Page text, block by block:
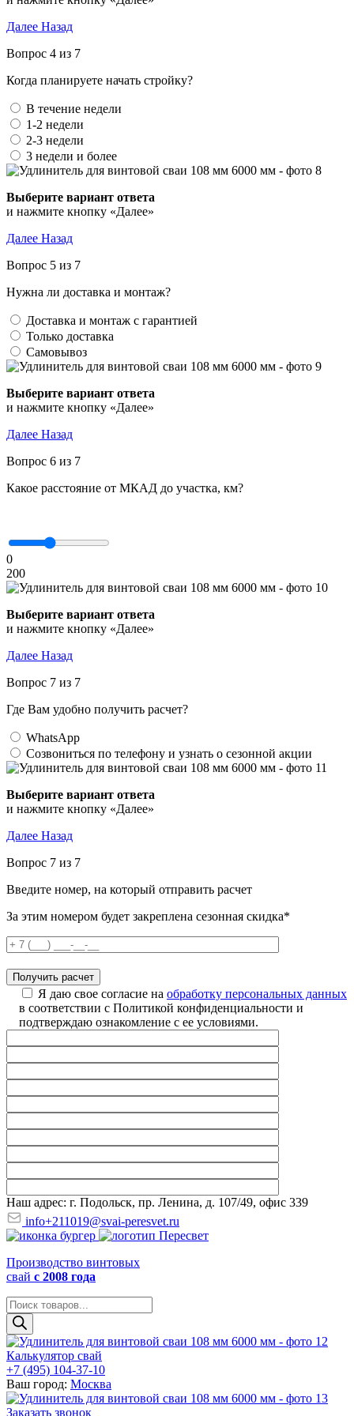
Далее Назад
Вопрос 4 из 7
Когда планируете начать стройку?
В течение недели
1-2 недели
2-3 недели
3 недели и более
Выберите вариант ответа
и нажмите кнопку «Далее»
Далее Назад
Вопрос 5 из 7
Нужна ли доставка и монтаж?
Доставка и монтаж с гарантией
Только доставка
Самовывоз
Выберите вариант ответа
и нажмите кнопку «Далее»
Далее Назад
Вопрос 6 из 7
Какое расстояние от МКАД до участка, км?
0
200
Выберите вариант ответа
и нажмите кнопку «Далее»
Далее Назад
Вопрос 7 из 7
Где Вам удобно получить расчет?
WhatsApp
Созвониться по телефону и узнать о сезонной акции
Выберите вариант ответа
и нажмите кнопку «Далее»
Далее Назад
Вопрос 7 из 7
Введите номер, на который отправить расчет
За этим номером будет закреплена сезонная скидка*
Я даю свое согласие на обработку персональных данных
в соответствии с Политикой конфиденциальности и
подтверждаю ознакомление с ее условиями.
Наш адрес: г. Подольск, пр. Ленина, д. 107/49, офис 339
info+211019@svai-peresvet.ru
Производство винтовых
свай с 2008 года
Поиск
товаров
Калькулятор свай
+7 (495) 104-37-10
Ваш город: Москва
Заказать звонок